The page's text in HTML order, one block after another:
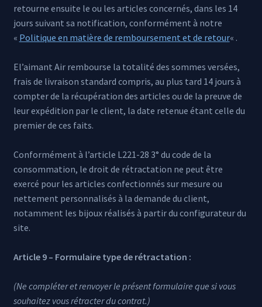
retourne ensuite le ou les articles concernés, dans les 14
jours suivant sa notification, conformément à notre
« Politique en matière de remboursement et de retour« .
El’aimant Air rembourse la totalité des sommes versées,
frais de livraison standard compris, au plus tard 14 jours à
compter de la récupération des articles ou de la preuve de
leur expédition par le client, la date retenue étant celle du
premier de ces faits.
Conformément à l’article L221-28 3° du code de la
consommation, le droit de rétractation ne peut être
exercé pour les articles confectionnés sur mesure ou
nettement personnalisés à la demande du client,
notamment les bijoux réalisés à partir du configurateur du
site.
Article 9 – Formulaire type de rétractation :
(Ne compléter et renvoyer le présent formulaire que si vous
souhaitez vous rétracter du contrat.)